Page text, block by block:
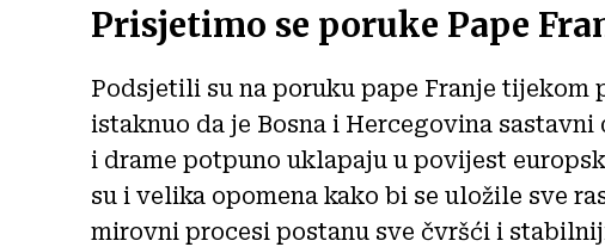
Prisjetimo se poruke Pape
Podsjetili su na poruku pape Franje tijekom
istaknuo da je Bosna i Hercegovina
i drame potpuno uklapaju u povijest
su i velika opomena kako bi se uložile sve
mirovni procesi postanu sve čvršći i